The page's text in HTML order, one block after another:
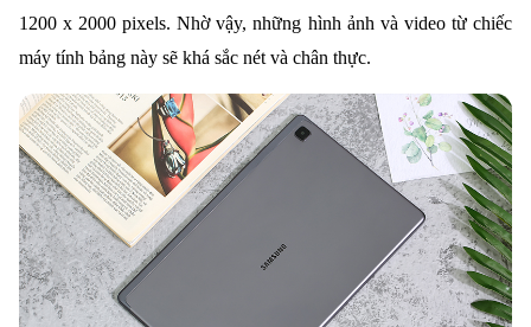
1200 x 2000 pixels. Nhờ vậy, những hình ảnh và video từ chiếc
máy tính bảng này sẽ khá sắc nét và chân thực.